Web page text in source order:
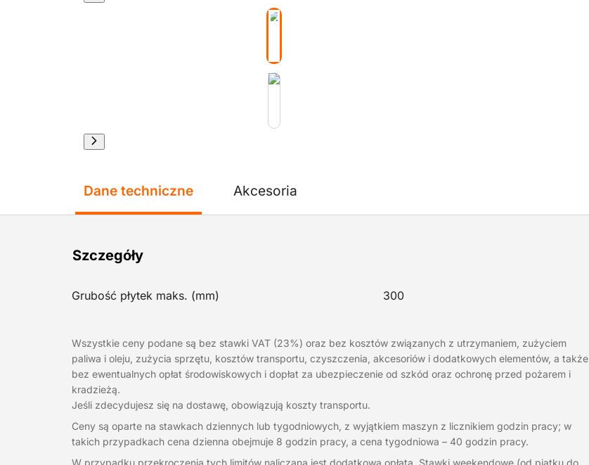
Dane techniczne
Szczegóły
Grubość płytek maks. (mm) 300
Wszystkie ceny podane są bez stawki VAT (23%) oraz bez kosztów związanych z utrzymaniem, zużyciem
paliwa i oleju, zużycia sprzętu, kosztów transportu, czyszczenia, akcesoriów i dodatkowych elementów, a także
bez ewentualnych opłat środowiskowych i dopłat za ubezpieczenie od szkód oraz ochronę przed pożarem i
kradzieżą.
Jeśli zdecydujesz się na dostawę, obowiązują koszty transportu.
Ceny są oparte na stawkach dziennych lub tygodniowych, z wyjątkiem maszyn z licznikiem godzin pracy; w
takich przypadkach cena dzienna obejmuje 8 godzin pracy, a cena tygodniowa – 40 godzin pracy.
W przypadku przekroczenia tych limitów naliczana jest dodatkowa opłata. Stawki weekendowe (od piątku do
Akcesoria